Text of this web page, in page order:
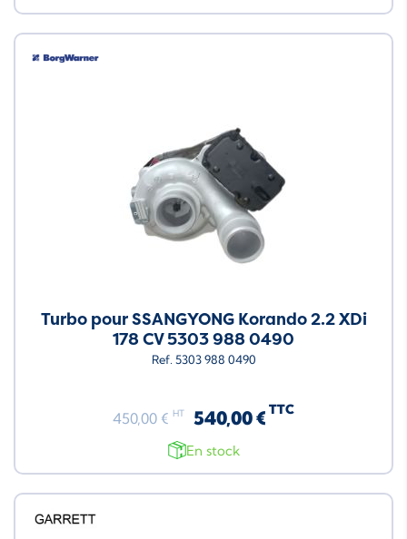
Turbo pour SSANGYONG Korando 2.2 XDi
178 CV 5303 988 0490
Ref. 5303 988 0490
450,00 € HT 540,00 € TTC
En stock